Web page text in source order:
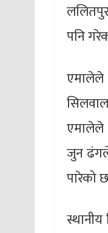
पनि
एमालेले
एमालेले
जुन ढंगले
पारेको